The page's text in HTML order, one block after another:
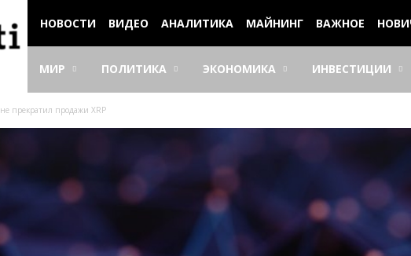
НОВОСТИ ВИДЕО АНАЛИТИКА МАЙНИНГ ВАЖНОЕ
МИР ПОЛИТИКА ЭКОНОМИКА ИНВЕСТИЦИИ
пpeкpaтил пpoдaжи XRP